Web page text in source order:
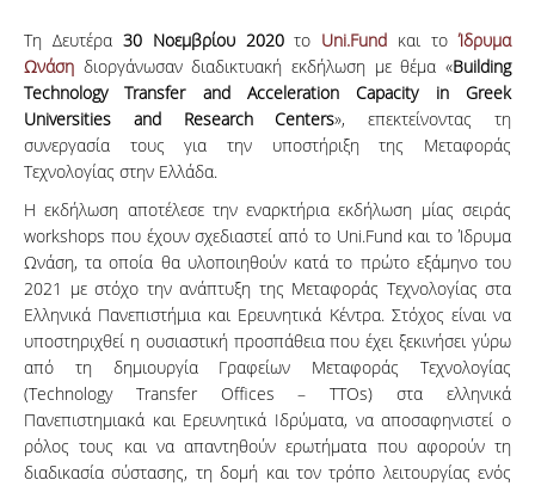
Τη Δευτέρα30 Νοεμβρίου 2020το Uni.Fund και τοΊδρυμα
Ωνάση διοργάνωσαν διαδικτυακή εκδήλωση με θέμα «Building
TechnologyTransfer andAccelerationCapacity in Greek
Universities and ResearchCenters», επεκτείνοντας τη
συνεργασία τους για την υποστήριξη της Μεταφοράς
Τεχνολογίας στην Ελλάδα.
Η εκδήλωση αποτέλεσε την εναρκτήρια εκδήλωση μίας σειράς
workshops που έχουν σχεδιαστεί από το Uni.Fund και το Ίδρυμα
Ωνάση, τα οποία θα υλοποιηθούν κατά το πρώτο εξάμηνο του
2021 με στόχο την ανάπτυξη της Μεταφοράς Τεχνολογίας στα
Ελληνικά Πανεπιστήμια και Ερευνητικά Κέντρα. Στόχος είναι να
υποστηριχθεί η ουσιαστική προσπάθεια που έχει ξεκινήσει γύρω
από τη δημιουργία Γραφείων Μεταφοράς Τεχνολογίας
(Technology Transfer Offices – TTOs) στα ελληνικά
Πανεπιστημιακά και Ερευνητικά Ιδρύματα, να αποσαφηνιστεί ο
ρόλος τους και να απαντηθούν ερωτήματα που αφορούν τη
διαδικασία σύστασης, τη δομή και τον τρόπο λειτουργίας ενός